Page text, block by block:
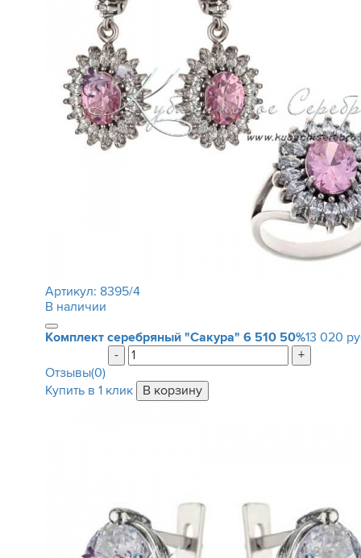
Артикул: 8395/4
В наличии
Комплект серебряный "Сакура" 6 510 50%13 020
-
+
Отзывы(0)
Купить в 1 клик